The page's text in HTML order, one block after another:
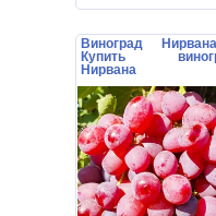
Виноград
Купить
Нирвана